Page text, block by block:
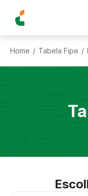
Home / Tabela Fipe /